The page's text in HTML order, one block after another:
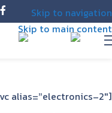
Skip to navigation
Skip to main content
[rev_slider_vc alias=”electronics-2″]